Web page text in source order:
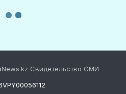
Свидетельство СМИ